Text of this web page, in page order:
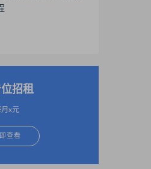
招租
月x元
查看